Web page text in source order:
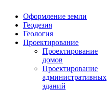
Оформление земли
Геодезия
Геология
Проектирование
Проектирование
домов
Проектирование
административных
зданий